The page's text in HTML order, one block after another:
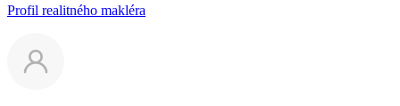
Profil realitného makléra